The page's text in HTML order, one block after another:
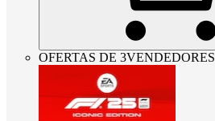
OFERTAS DE 3VENDEDORES